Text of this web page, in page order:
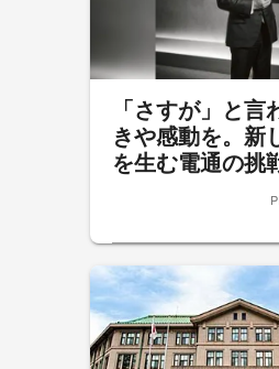
「さすが」と言
きや感動を。新
を生む電通の挑